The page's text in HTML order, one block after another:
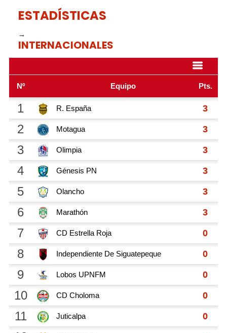
ESTADÍSTICAS
→
INTERNACIONALES